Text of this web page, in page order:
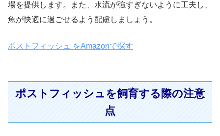
場を提供します。また、水流が強すぎないように工夫し、
魚が快適に過ごせるよう配慮しましょう。
ポストフィッシュ をAmazonで探す
ポストフィッシュを飼育する際の注意
点